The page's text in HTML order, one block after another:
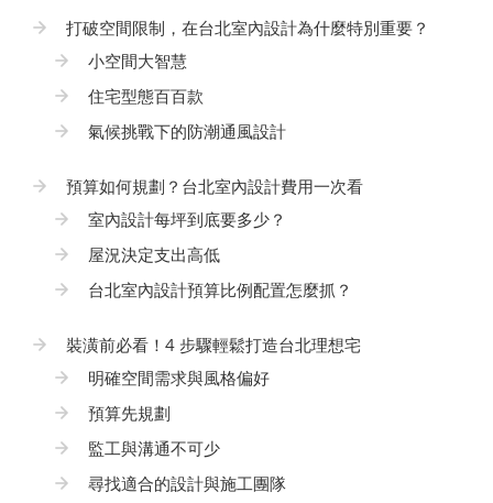
打破空間限制，在台北室內設計為什麼特別重要？
小空間大智慧
住宅型態百百款
氣候挑戰下的防潮通風設計
預算如何規劃？台北室內設計費用一次看
室內設計每坪到底要多少？
屋況決定支出高低
台北室內設計預算比例配置怎麼抓？
裝潢前必看！4 步驟輕鬆打造台北理想宅
明確空間需求與風格偏好
預算先規劃
監工與溝通不可少
尋找適合的設計與施工團隊